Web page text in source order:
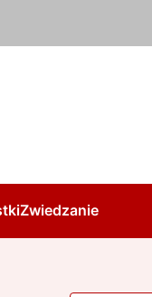
Zwiedzanie